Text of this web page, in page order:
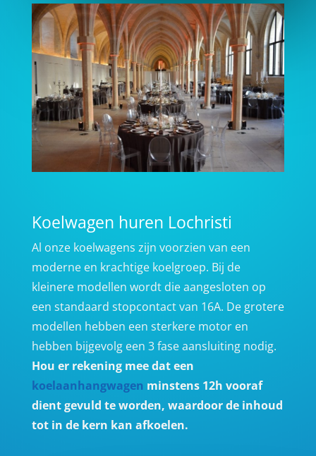
Koelwagen huren Lochristi
Al onze koelwagens zijn voorzien van een
moderne en krachtige koelgroep. Bij de
kleinere modellen wordt die aangesloten op
een standaard stopcontact van 16A. De grotere
modellen hebben een sterkere motor en
hebben bijgevolg een 3 fase aansluiting nodig.
Hou er rekening mee dat een
koelaanhangwagen minstens 12h vooraf
dient gevuld te worden, waardoor de inhoud
tot in de kern kan afkoelen.